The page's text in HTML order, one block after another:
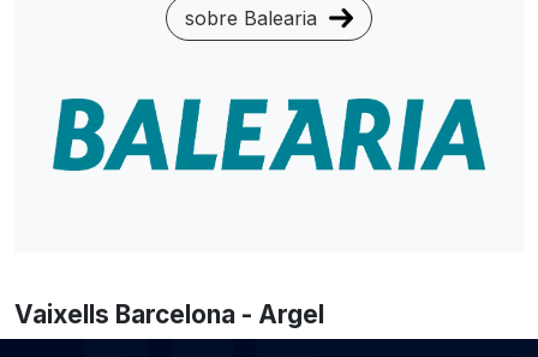
sobre Balearia
Vaixells Barcelona - Argel